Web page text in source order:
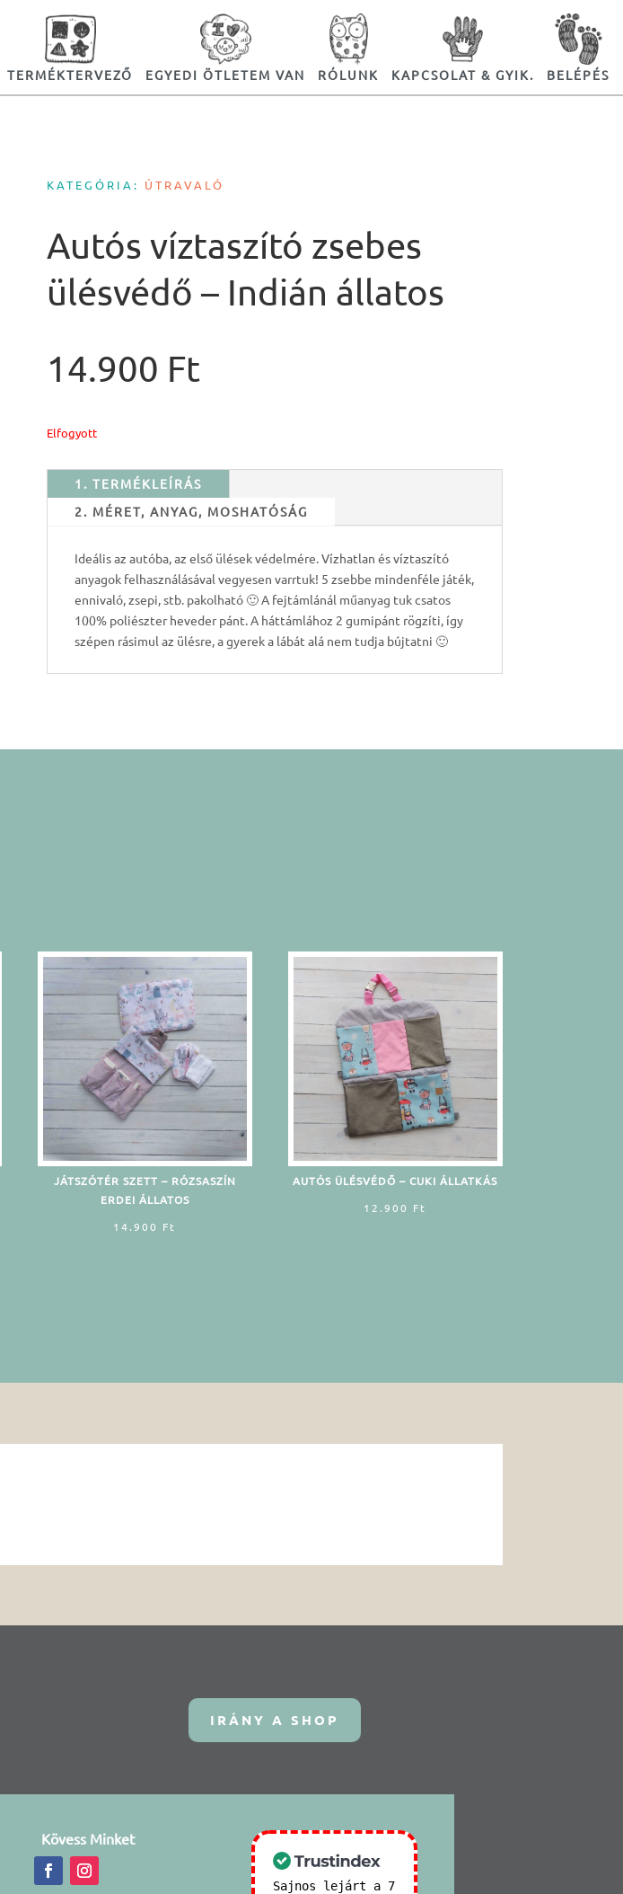
TERMÉKTERVEZŐ EGYEDI ÖTLETEM VAN RÓLUNK KAPCSOLAT & GYIK. BELÉPÉS
KATEGÓRIA: ÚTRAVALÓ
Autós víztaszító zsebes
ülésvédő – Indián állatos
14.900 Ft
Elfogyott
1. TERMÉKLEÍRÁS
2. MÉRET, ANYAG, MOSHATÓSÁG
Ideális az autóba, az első ülések védelmére. Vízhatlan és víztaszító
anyagok felhasználásával vegyesen varrtuk! 5 zsebbe mindenféle játék,
ennivaló, zsepi, stb. pakolható 🙂 A fejtámlánál műanyag tuk csatos
100% poliészter heveder pánt. A háttámlához 2 gumipánt rögzíti, így
szépen rásimul az ülésre, a gyerek a lábát alá nem tudja bújtatni 🙂
JÁTSZÓTÉR SZETT – RÓZSASZÍN
ERDEI ÁLLATOS
14.900 Ft
AUTÓS ÜLÉSVÉDŐ – CUKI ÁLLATKÁS
12.900 Ft
IRÁNY A SHOP
Kövess Minket
Sajnos lejárt a 7